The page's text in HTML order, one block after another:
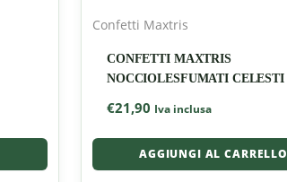
Confetti Maxtris
CONFETTI MAXTRIS
NOCCIOLESFUMATI CELESTI
€21,90 Iva inclusa
AGGIUNGI AL CARRELLO